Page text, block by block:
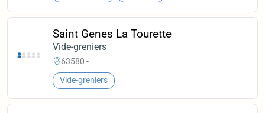
Saint Genes La Tourette
Vide-greniers
63580 -
Vide-greniers